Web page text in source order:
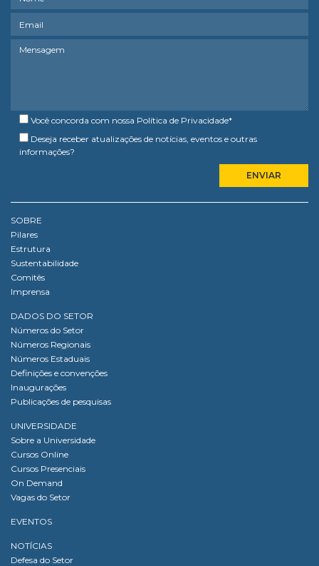
Você concorda com nossa Política de Privacidade*
Deseja receber atualizações de notícias, eventos e outras
informações?
SOBRE
Pilares
Estrutura
Sustentabilidade
Comitês
Imprensa
DADOS DO SETOR
Números do Setor
Números Regionais
Números Estaduais
Definições e convenções
Inaugurações
Publicações de pesquisas
UNIVERSIDADE
Sobre a Universidade
Cursos Online
Cursos Presenciais
On Demand
Vagas do Setor
EVENTOS
NOTÍCIAS
Defesa do Setor